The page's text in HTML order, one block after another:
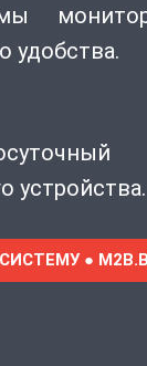
удобства.
устройства.
●